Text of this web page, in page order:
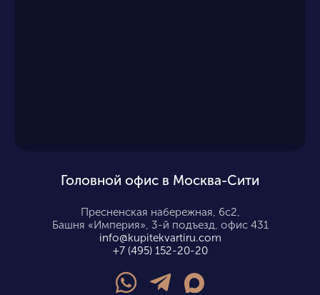
Головной офис в Москва-Сити
Пресненская набережная, 6с2,
Башня «Империя», 3-й подъезд, офис 431
info@kupitekvartiru.com
+7 (495) 152-20-20